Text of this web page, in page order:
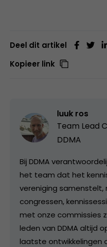
Deel dit artikel
Kopieer link
luuk ros
Team Lead
DDMA
Bij DDMA
het team dat het
vereniging samenstelt,
congressen,
met onze commissies
leden van DDMA altijd
laatste ontwikkelingen